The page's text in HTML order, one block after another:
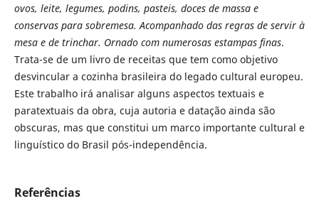
ovos, leite, legumes, podins, pasteis, doces de massa e
conservas para sobremesa. Acompanhado das regras de servir à
mesa e de trinchar. Ornado com numerosas estampas finas.
Trata-se de um livro de receitas que tem como objetivo
desvincular a cozinha brasileira do legado cultural europeu.
Este trabalho irá analisar alguns aspectos textuais e
paratextuais da obra, cuja autoria e datação ainda são
obscuras, mas que constitui um marco importante cultural e
linguístico do Brasil pós-independência.
Referências